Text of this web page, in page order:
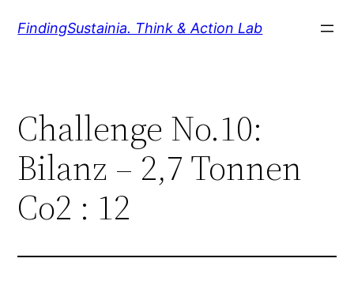
InhaltFindingSustainia. Think & Action Lab
Challenge No.10:
Bilanz – 2,7 Tonnen
Co2 : 12